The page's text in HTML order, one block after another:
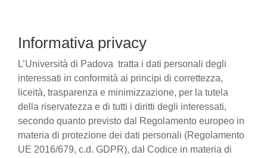
Informativa privacy
L’Università di Padova tratta i dati personali degli
interessati in conformità ai principi di correttezza,
liceità, trasparenza e minimizzazione, per la tutela
della riservatezza e di tutti i diritti degli interessati,
secondo quanto previsto dal Regolamento europeo in
materia di protezione dei dati personali (Regolamento
UE 2016/679, c.d. GDPR), dal Codice in materia di